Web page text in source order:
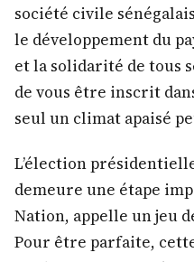
société civile
le développement du
et la solidarité de tous
de vous être inscrit
seul un climat apaisé
L’élection
demeure une étape
Nation, appelle un jeu
Pour être parfaite,